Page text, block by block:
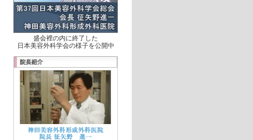
盛会裡の内に終了した
日本美容外科学会の様子を公開中